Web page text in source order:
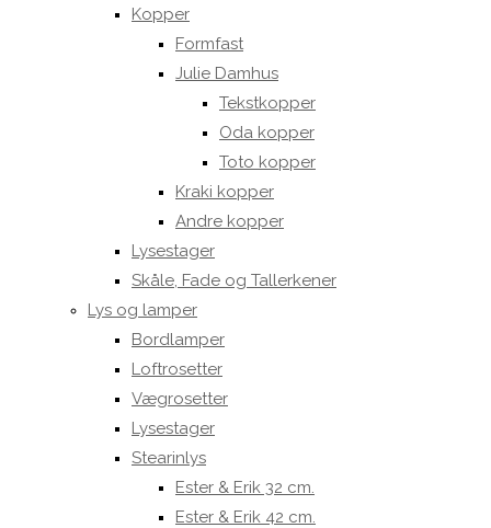
Kopper
Formfast
Julie Damhus
Tekstkopper
Oda kopper
Toto kopper
Kraki kopper
Andre kopper
Lysestager
Skåle, Fade og Tallerkener
Lys og lamper
Bordlamper
Loftrosetter
Vægrosetter
Lysestager
Stearinlys
Ester & Erik 32 cm.
Ester & Erik 42 cm.